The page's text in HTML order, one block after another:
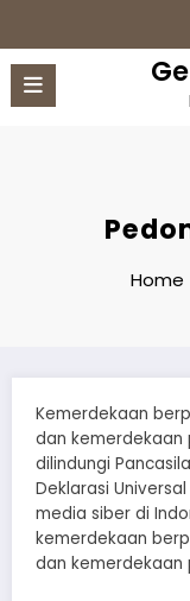
content
Home
Kemerdekaan
dan kemerdekaan
dilindungi
Deklarasi
media siber di
kemerdekaan
dan kemerdekaan